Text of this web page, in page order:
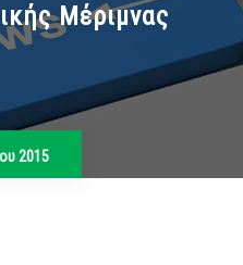
Μέριμνας
2015